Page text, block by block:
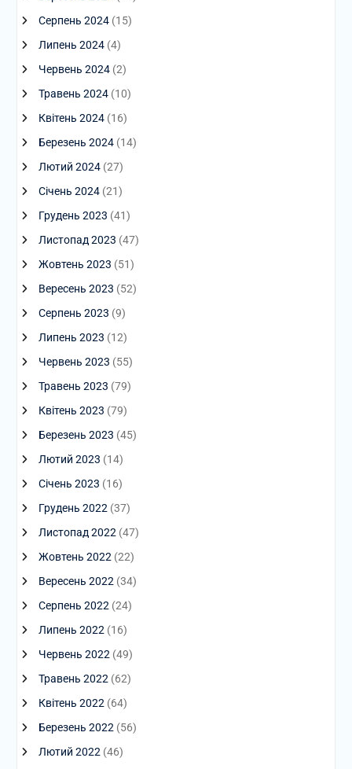
Серпень 2024(15)
Липень 2024(4)
Червень 2024(2)
Травень 2024(10)
Квітень 2024(16)
Березень 2024(14)
Лютий 2024(27)
Січень 2024(21)
Грудень 2023 (41)
Листопад 2023 (47)
Жовтень 2023 (51)
Вересень 2023 (52)
Серпень 2023 (9)
Липень 2023 (12)
Червень 2023 (55)
Травень 2023 (79)
Квітень 2023 (79)
Березень 2023 (45)
Лютий 2023 (14)
Січень 2023 (16)
Грудень 2022 (37)
Листопад 2022 (47)
Жовтень 2022 (22)
Вересень 2022 (34)
Серпень 2022 (24)
Липень 2022 (16)
Червень 2022 (49)
Травень 2022 (62)
Квітень 2022 (64)
Березень 2022 (56)
Лютий 2022 (46)